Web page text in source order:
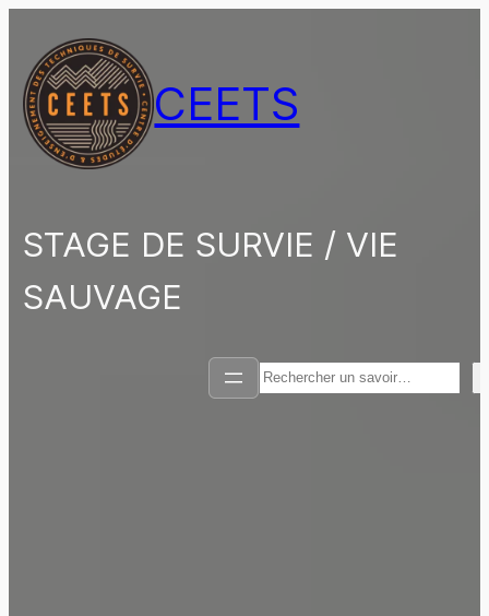
contenu
CEETS
STAGE DE SURVIE / VIE
SAUVAGE
Rechercher